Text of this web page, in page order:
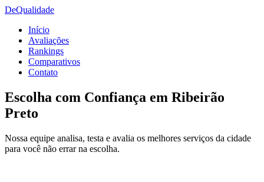
DeQualidade
Início
Avaliações
Rankings
Comparativos
Contato
Escolha com Confiança em Ribeirão
Preto
Nossa equipe analisa, testa e avalia os melhores serviços da cidade
para você não errar na escolha.